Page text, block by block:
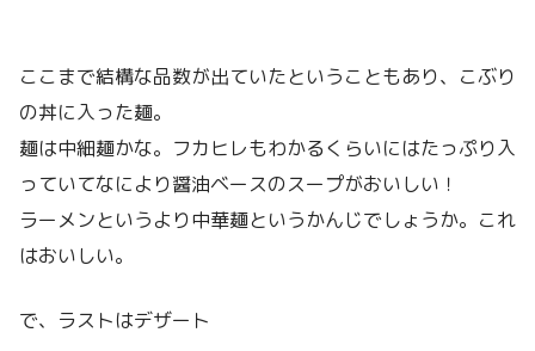
ここまで結構な品数が出ていたということもあり、こぶり
の丼に入った麺。
麺は中細麺かな。フカヒレもわかるくらいにはたっぷり入
っていてなにより醤油ベースのスープがおいしい！
ラーメンというより中華麺というかんじでしょうか。これ
はおいしい。
で、ラストはデザート